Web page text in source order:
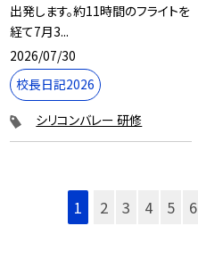
出発します。約11時間のフライトを
経て7月3...
2026/07/30
校長日記2026
シリコンバレー 研修
1 2 3 4 5 6